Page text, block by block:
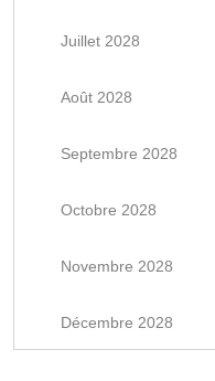
Juillet 2028
Août 2028
Septembre 2028
Octobre 2028
Novembre 2028
Décembre 2028